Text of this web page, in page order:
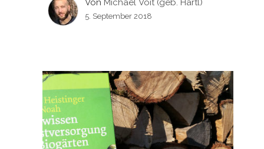
Von Michael Voit (geb. Hartl)
5. September 2018